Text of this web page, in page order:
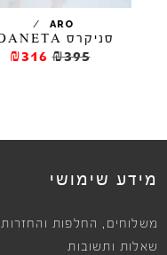
ARO
/
סניקרס JOANETA
₪395
₪316
מידע שימושי
משלוחים , החלפות והחזרות
שאלות ותשובות